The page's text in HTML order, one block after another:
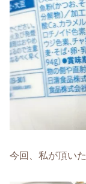
今回、私が頂いた